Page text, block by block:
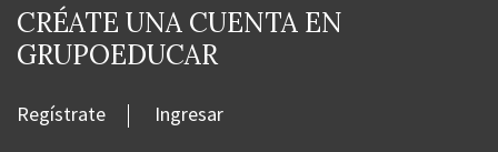
CRÉATE UNA CUENTA EN
GRUPOEDUCAR
Regístrate Ingresar